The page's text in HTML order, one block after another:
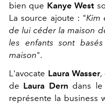
bien que Kanye West
La source ajoute : "Kim
de lui céder la maison
les enfants sont
maison".
L'avocate Laura Wasser,
de Laura Dern dans
représente la business